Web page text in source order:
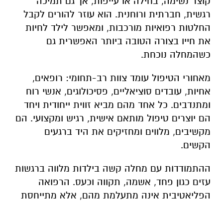
רגשית, חברתית ורוחנית. הוא עוזר להורים לקבל
החלטות רפואיות מורכבות, ומאפשר לילד לחיות
את חייו בצורה הטובה ביותר האפשרית גם
כשהמחלה נוכחת.
מאחורי הטיפול עומד צוות רב-תחומי: רופאים,
אחיות, עובדים סוציאליים, פסיכולוגים, אנשי רוח
ומתנדבים. כל אחד מהם מביא זווית ייחודית ויחד
הם יוצרים טיפול מותאם אישית, רגיש ומקצועי. הם
מקשיבים, מלווים ומחזיקים את היד ברגעים
הקשים.
ההתמודדות עם מחלה קשה בילדות מלווה ברגשות
עזים כגון פחד, אשמה, תקווה וכעס. הרפואה
הפליאטיבית אינה מתעלמת מהם, אלא מתייחסת